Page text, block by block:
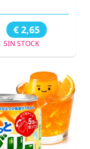
€ 2,65
SIN STOCK